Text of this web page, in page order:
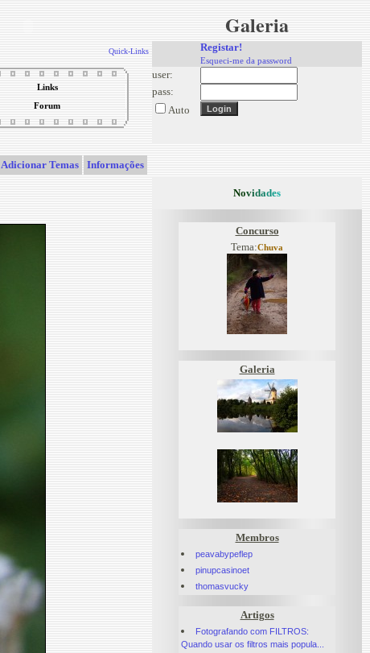
Quick-Links
Links
Forum
Adicionar Temas Informações
Galeria
Registar!
Esqueci-me da password
user:
pass:
Auto
Novidades
Concurso
Tema:Chuva
Galeria
Membros
peavabypeflep
pinupcasinoet
thomasvucky
Artigos
Fotografando com FILTROS:
Quando usar os filtros mais popula...